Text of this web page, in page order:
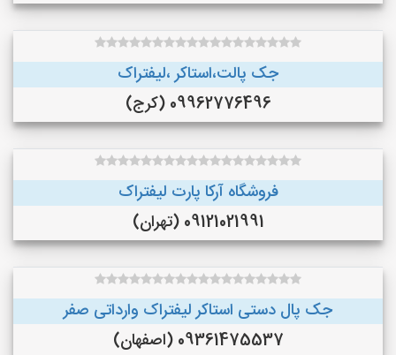
جک پالت،استاکر ،لیفتراک
09962776496 (کرج)
فروشگاه آرکا پارت لیفتراک
09121021991 (تهران)
جک پال دستی استاکر لیفتراک وارداتی صفر
09361475537 (اصفهان)